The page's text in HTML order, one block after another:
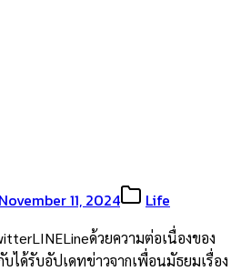
November 11, 2024 Life
ด้วยความต่อเนื่องของ
ได้รับอัปเดทข่าวจากเพื่อนมัธยมเรื่อง